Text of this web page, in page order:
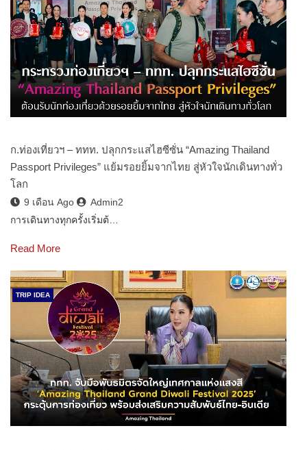
ก.ท่องเที่ยวฯ – ททท. ปลุกกระแสไฮซีซั่น “Amazing Thailand
Passport Privileges” แย้มรอยยิ้มจากไทย สู่หัวใจนักเดินทางทั่ว
โลก
9 เดือน Ago
Admin2
การเดินทางทุกครั้งเริ่มต้…
Read More
TRIP IDEA